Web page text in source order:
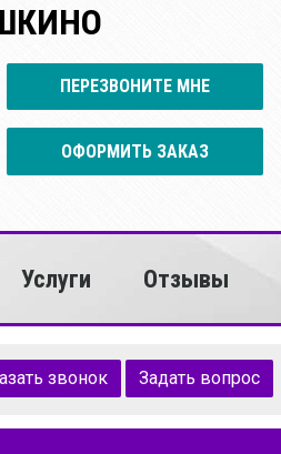
ПЕРЕЗВОНИТЕ МНЕ
ОФОРМИТЬ ЗАКАЗ
Услуги Отзывы
звонок Задать вопрос